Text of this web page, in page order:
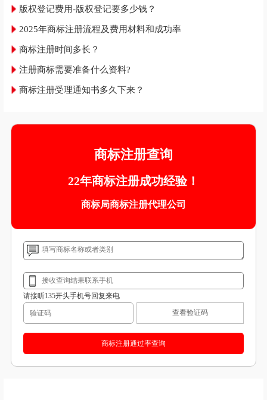
版权登记费用-版权登记要多少钱？
2025年商标注册流程及费用材料和成功率
商标注册时间多长？
注册商标需要准备什么资料?
商标注册受理通知书多久下来？
商标注册查询
22年商标注册成功经验！
商标局商标注册代理公司
请接听135开头手机号回复来电
查看验证码